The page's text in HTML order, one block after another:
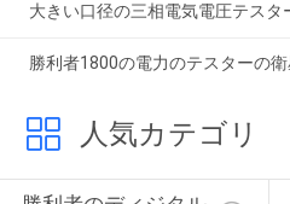
大きい口径の三相電気電圧テス
勝利者1800の電力のテスターの
人気カテゴリ